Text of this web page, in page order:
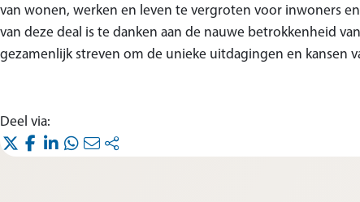
van wonen, werken en leven te vergroten voor inwoners
van deze deal is te danken aan de nauwe betrokkenheid
gezamenlijk streven om de unieke uitdagingen en kansen
Deel via:
(opent in nieuw tabblad)
(opent in nieuw tabblad)
(opent in nieuw tabblad)
(opent in nieuw tabblad)
(opent in nieuw tabblad)